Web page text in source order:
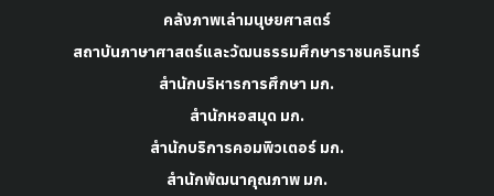
คลังภาพเล่ามนุษยศาสตร์
สถาบันภาษาศาสตร์และวัฒนธรรมศึกษาราชนครินทร์
สำนักบริหารการศึกษา มก.
สำนักหอสมุด มก.
สำนักบริการคอมพิวเตอร์ มก.
สำนักพัฒนาคุณภาพ มก.